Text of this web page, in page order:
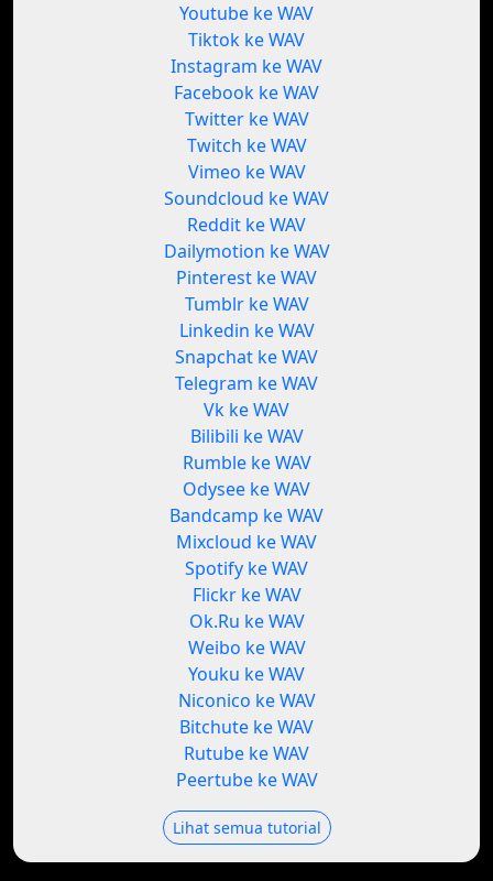
Youtube ke WAV
Tiktok ke WAV
Instagram ke WAV
Facebook ke WAV
Twitter ke WAV
Twitch ke WAV
Vimeo ke WAV
Soundcloud ke WAV
Reddit ke WAV
Dailymotion ke WAV
Pinterest ke WAV
Tumblr ke WAV
Linkedin ke WAV
Snapchat ke WAV
Telegram ke WAV
Vk ke WAV
Bilibili ke WAV
Rumble ke WAV
Odysee ke WAV
Bandcamp ke WAV
Mixcloud ke WAV
Spotify ke WAV
Flickr ke WAV
Ok.Ru ke WAV
Weibo ke WAV
Youku ke WAV
Niconico ke WAV
Bitchute ke WAV
Rutube ke WAV
Peertube ke WAV
Lihat semua tutorial